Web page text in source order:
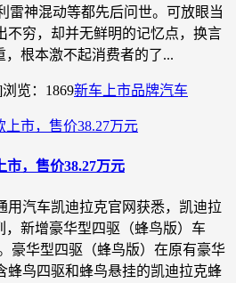
雷神混动等都先后问世。可放眼当
不穷，却并无鲜明的记忆点，换言
，根本激不起消费者的了...
浏览：1869新车上市品牌汽车
，售价38.27万元
用汽车凯迪拉克官网获悉，凯迪拉
，新增豪华型四驱（蜂鸟版）车
豪华型四驱（蜂鸟版）在原有豪华
蜂鸟四驱和蜂鸟悬挂的凯迪拉克蜂